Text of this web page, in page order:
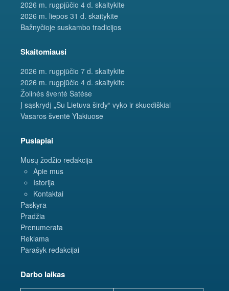
2026 m. rugpjūčio 4 d. skaitykite
2026 m. liepos 31 d. skaitykite
Bažnyčioje suskambo tradicijos
Skaitomiausi
2026 m. rugpjūčio 7 d. skaitykite
2026 m. rugpjūčio 4 d. skaitykite
Žolinės šventė Šatėse
Į sąskrydį „Su Lietuva širdy“ vyko ir skuodiškiai
Vasaros šventė Ylakiuose
Puslapiai
Mūsų žodžio redakcija
Apie mus
Istorija
Kontaktai
Paskyra
Pradžia
Prenumerata
Reklama
Parašyk redakcijai
Darbo laikas